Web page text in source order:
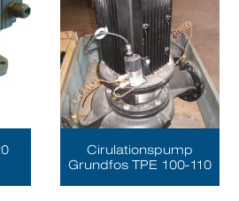
Cirulationspump
Grundfos TPE 100-110